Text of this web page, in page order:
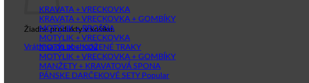
Žiadne produkty v košíku.
Vrátiť sa do obchodu
KRAVATA + VRECKOVKA
KRAVATA + VRECKOVKA + GOMBÍKY
MOTÝLIK + BROŠŇA
MOTÝLIK + VRECKOVKA
MOTÝLIK + KOŽENÉ TRAKY
MOTÝLIK + VRECKOVKA + GOMBÍKY
MANŽETY + KRAVATOVÁ SPONA
PÁNSKE DARČEKOVÉ SETY